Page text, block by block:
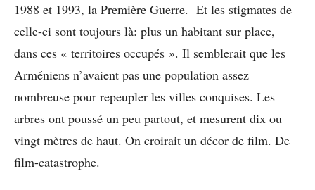
1988 et 1993, la Première Guerre. Et les stigmates de
celle-ci sont toujours là: plus un habitant sur place,
dans ces « territoires occupés ». Il semblerait que les
Arméniens n’avaient pas une population assez
nombreuse pour repeupler les villes conquises. Les
arbres ont poussé un peu partout, et mesurent dix ou
vingt mètres de haut. On croirait un décor de film. De
film-catastrophe.